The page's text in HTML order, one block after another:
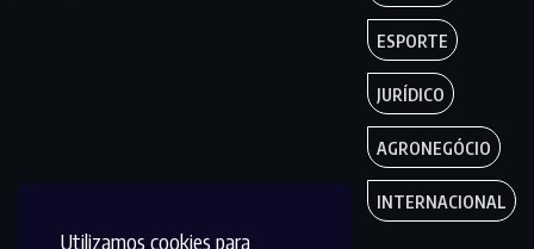
Utilizamos cookies para
ESPORTE
JURÍDICO
AGRONEGÓCIO
INTERNACIONAL